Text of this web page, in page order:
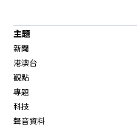
主題
新聞
港澳台
觀點
專題
科技
聲音資料